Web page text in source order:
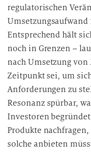
regulatorischen
Entsprechend hält
noch in Grenzen –
nach Umsetzung
Zeitpunkt sei, um
Anforderungen zu
Resonanz spürbar,
Investoren
Produkte
solche anbieten